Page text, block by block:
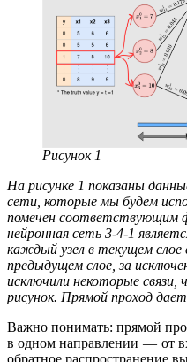
Рисунок 1
На рисунке 1 показаны
сети, которые мы будем
помечен соответствующим
нейронная сеть 3-4-1
каждый узел в текущем слое
предыдущем слое, за
исключили некоторые
рисунок. Прямой проход
Важно понимать: прямой
в одном направлении — от
обратное распространение